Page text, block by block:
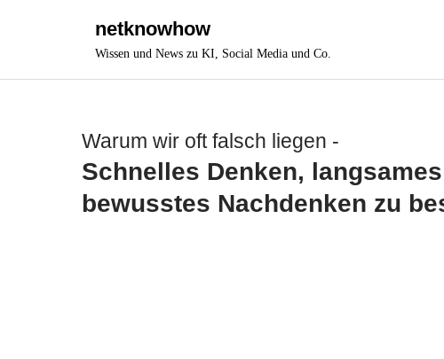
netknowhow
Wissen und News zu KI, Social Media und Co.
Warum wir oft falsch liegen -
Schnelles Denken,
bewusstes Nachdenken zu